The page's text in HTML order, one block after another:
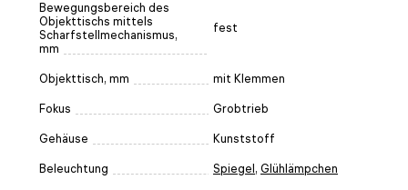
Bewegungsbereich des
Objekttischs mittels
Scharfstellmechanismus,
mm
fest
Objekttisch, mm mit Klemmen
Fokus Grobtrieb
Gehäuse Kunststoff
Beleuchtung Spiegel , Glühlämpchen